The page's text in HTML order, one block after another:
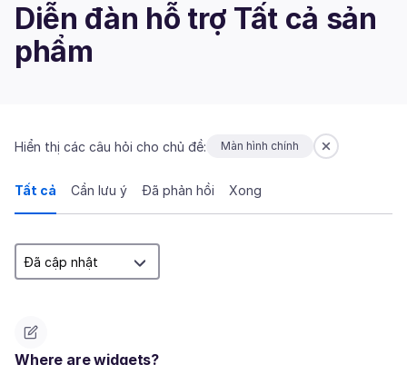
Diễn đàn hỗ trợ Tất cả sản
phẩm
Hiển thị các câu hỏi cho chủ đề: Màn hình chính
Tất cả Cần lưu ý Đã phản hồi Xong
Where are widgets?